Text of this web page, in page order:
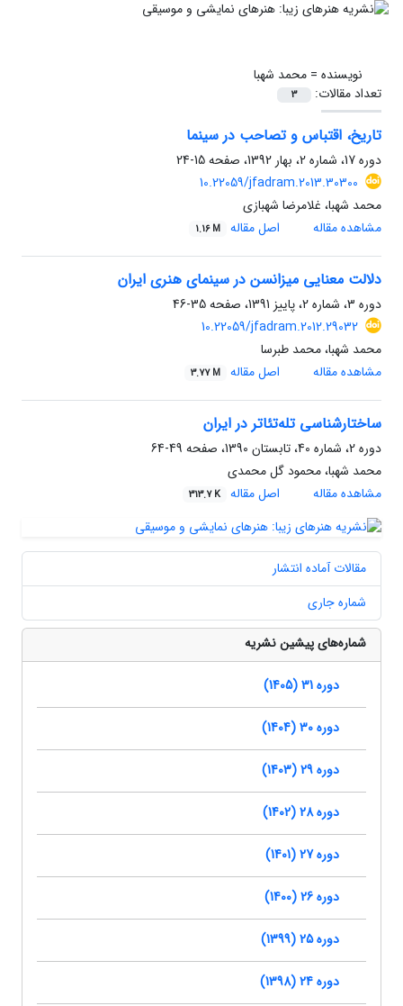
نویسنده =محمد شهبا
تعداد مقالات:
3
تاریخ، اقتباس و تصاحب در سینما
دوره 17، شماره 2، بهار 1392، صفحه
15-24
10.22059/jfadram.2013.30300
محمد شهبا، غلامرضا شهبازی
مشاهده مقاله
اصل مقاله 1.16 M
دلالت معنایی میزانسن در سینمای هنری ایران
دوره 3، شماره 2، پاییز 1391، صفحه
35-46
10.22059/jfadram.2012.29032
محمد شهبا، محمد طبرسا
مشاهده مقاله
اصل مقاله 3.77 M
ساختارشناسی تله‌تئاتر در ایران
دوره 2، شماره 40، تابستان 1390، صفحه
49-64
محمد شهبا، محمود گل محمدی
مشاهده مقاله
اصل مقاله 313.7 K
مقالات آماده انتشار
شماره جاری
شماره‌های پیشین نشریه
دوره 31 (1405)
دوره 30 (1404)
دوره 29 (1403)
دوره 28 (1402)
دوره 27 (1401)
دوره 26 (1400)
دوره 25 (1399)
دوره 24 (1398)